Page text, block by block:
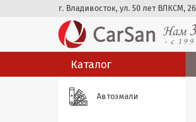
г. Владивосток, ул. 50 лет ВЛКСМ, 26
Каталог
Автоэмали